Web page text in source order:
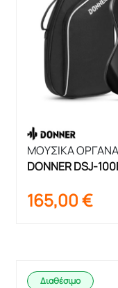
ΜΟΥΣΙΚΑ ΟΡΓΑΝΑ
DONNER DSJ-
165,00€
Διαθέσιμο